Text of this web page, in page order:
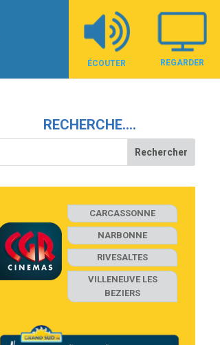
ÉCOUTER REGARDER
RECHERCHE….
CARCASSONNE
NARBONNE
RIVESALTES
VILLENEUVE LES
BEZIERS